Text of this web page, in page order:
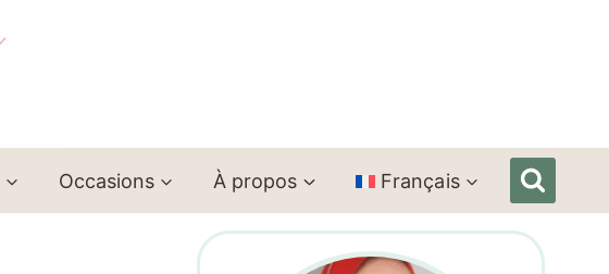
Occasions À propos Français